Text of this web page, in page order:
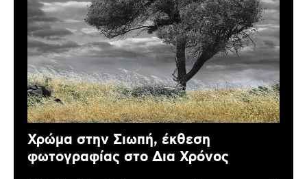
Χρώμα στην Σιωπή, έκθεση
φωτογραφίας στο Δια Χρόνος